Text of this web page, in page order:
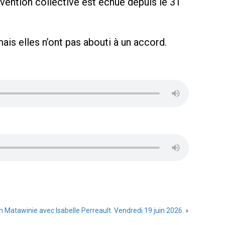
elles n’ont pas abouti à un accord.
Matawinie avec Isabelle Perreault. Vendredi 19 juin 2026. »